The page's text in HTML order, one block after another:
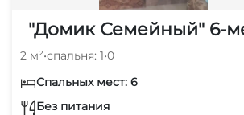
"Домик Семейный" 6-
2 м²•спальня: 1•0
Спальных мест: 6
Без питания